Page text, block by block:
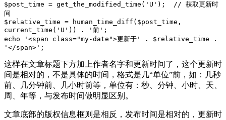
$post_time = get_the_modified_time('U');  // 获取更新时
间
$relative_time = human_time_diff($post_time,
current_time('U')) . '前';
echo '<span class="my-date">更新于' . $relative_time .
'</span>';
这样在文章标题下方加上作者名字和更新时间了，这个更新时
间是相对的，不是具体的时间，格式是几“单位”前，如：几秒
前、几分钟前、几小时前等，单位有：秒、分钟、小时、天、
周、年等，与发布时间做明显区别。
文章底部的版权信息框则是相反，发布时间是相对的，更新时